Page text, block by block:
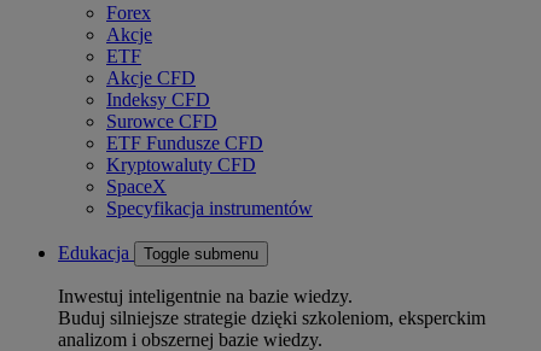
Forex
Akcje
ETF
Akcje CFD
Indeksy CFD
Surowce CFD
ETF Fundusze CFD
Kryptowaluty CFD
SpaceX
Specyfikacja instrumentów
Edukacja Toggle submenu
Inwestuj inteligentnie na bazie wiedzy.
Buduj silniejsze strategie dzięki szkoleniom, eksperckim
analizom i obszernej bazie wiedzy.